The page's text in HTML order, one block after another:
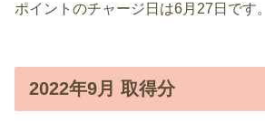
ポイントのチャージ日は6月27日です。
2022年9月 取得分